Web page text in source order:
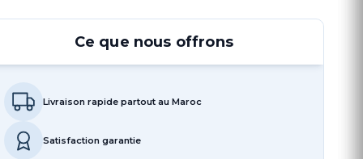
Ce que nous offrons
Livraison rapide partout au Maroc
Satisfaction garantie